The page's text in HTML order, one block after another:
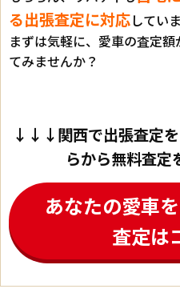
る出張査定に対応していま
まずは気軽に、愛車の査定
てみませんか？
↓↓↓関西で出張査定を
らから無料査
あなたの愛車
査定は